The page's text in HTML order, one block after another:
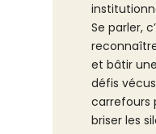
Se parler,
et bâtir
défis
carrefours
briser les